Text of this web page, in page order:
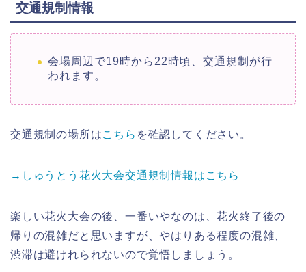
交通規制情報
会場周辺で19時から22時頃、交通規制が行
われます。
交通規制の場所はこちら を確認してください。
→しゅうとう花火大会交通規制情報はこちら
楽しい花火大会の後、一番いやなのは、花火終了後の
帰りの混雑だと思いますが、やはりある程度の混雑、
渋滞は避けれられないので覚悟しましょう。